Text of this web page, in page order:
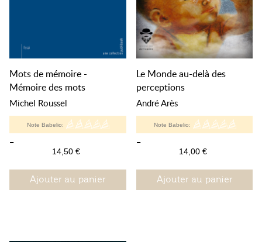
Mots de mémoire -
Mémoire des mots
Michel Roussel
Note Babelio:
-
14,50 €
Ajouter au panier
Le Monde au-delà des
perceptions
André Arès
Note Babelio:
-
14,00 €
Ajouter au panier